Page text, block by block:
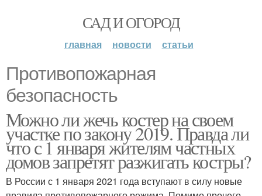
САД И ОГОРОД
главная новости статьи
Противопожарная
безопасность
Можно ли жечь костер на своем
участке по закону 2019. Правда ли
что с 1 января жителям частных
домов запретят разжигать костры?
В России с 1 января 2021 года вступают в силу новые